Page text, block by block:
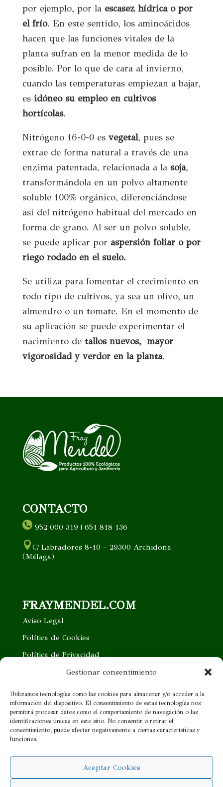
Gestionar consentimiento
Utilizamos tecnologías como las cookies para almacenar y/o acceder a la
información del dispositivo. El consentimiento de estas tecnologías nos
permitirá procesar datos como el comportamiento de navegación o las
identificaciones únicas en este sitio. No consentir o retirar el
consentimiento, puede afectar negativamente a ciertas características y
funciones.
Aceptar Cookies
por ejemplo, por la escasez hídrica o por
el frío. En este sentido, los aminoácidos
hacen que las funciones vitales de la
planta sufran en la menor medida de lo
posible. Por lo que de cara al invierno,
cuando las temperaturas empiezan a bajar,
esidóneo su empleo en cultivos
hortícolas.
Nitrógeno 16-0-0 esvegetal, pues se
extrae de forma natural a través de una
enzima patentada, relacionada a la soja,
transformándola en un polvo altamente
soluble 100% orgánico, diferenciándose
así del nitrógeno habitual del mercado en
forma de grano. Al ser un polvo soluble,
se puede aplicar por aspersión foliar o por
riego rodado en el suelo.
Se utiliza para fomentar el crecimiento en
todo tipo de cultivos, ya sea un olivo, un
almendro o un tomate. En el momento de
su aplicación se puede experimentar el
nacimiento de tallos nuevos, mayor
vigorosidad y verdor en la planta.
CONTACTO
952 000 319 | 651 818 136
C/ Labradores 8-10 – 29300 Archidona
(Málaga)
FRAYMENDEL.COM
Aviso Legal
Política de Cookies
Política de Privacidad
Trabaja con nosotros
Proveedor cercano
¡SÍGUENOS!